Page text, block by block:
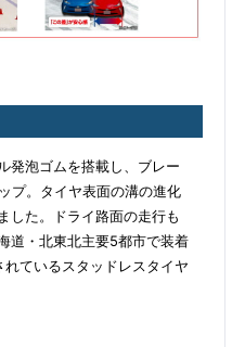
発泡ゴムを搭載し、ブレー
プ。タイヤ表面の溝の進化
した。ドライ路面の走行も
道・北東北主要5都市で装着
ているスタッドレスタイヤ